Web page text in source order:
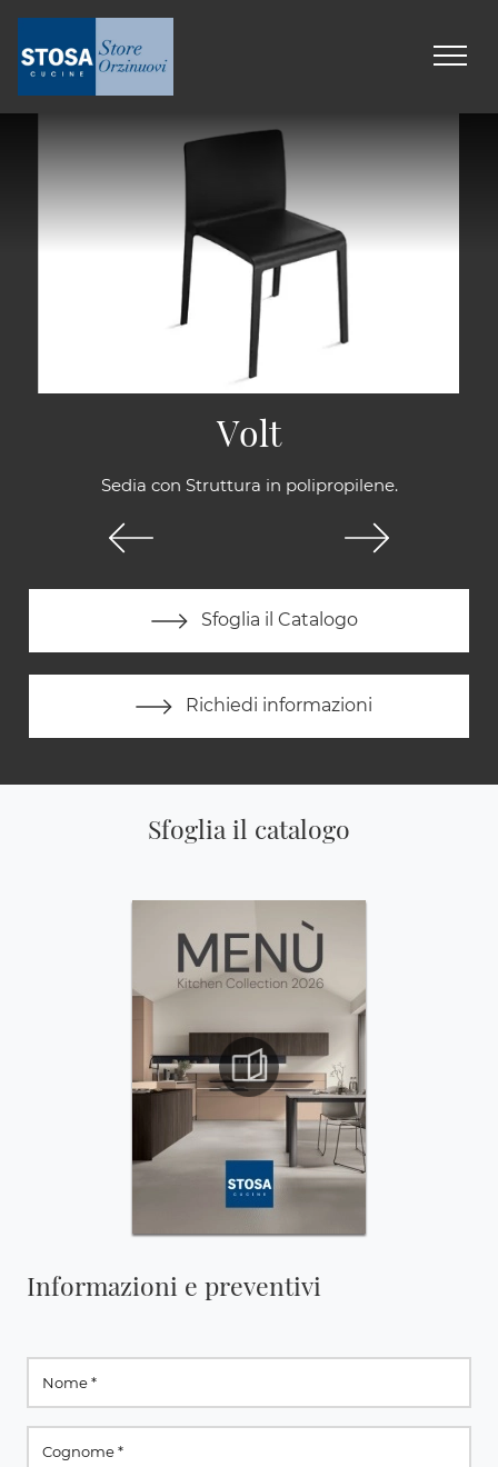
Sedia con Struttura in polipropilene.
Sfoglia il Catalogo
Richiedi informazioni
Volt
Sfoglia il catalogo
Informazioni e preventivi